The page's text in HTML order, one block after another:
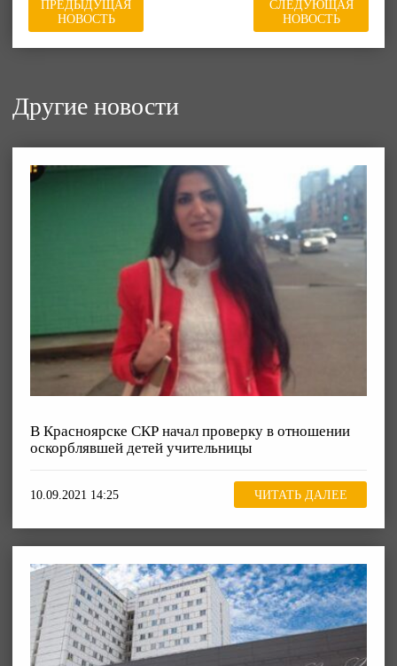
ПРЕДЫДУЩАЯ
НОВОСТЬ
СЛЕДУЮЩАЯ
НОВОСТЬ
Другие новости
В Красноярске СКР начал проверку в отношении
оскорблявшей детей учительницы
10.09.2021 14:25 ЧИТАТЬ ДАЛЕЕ